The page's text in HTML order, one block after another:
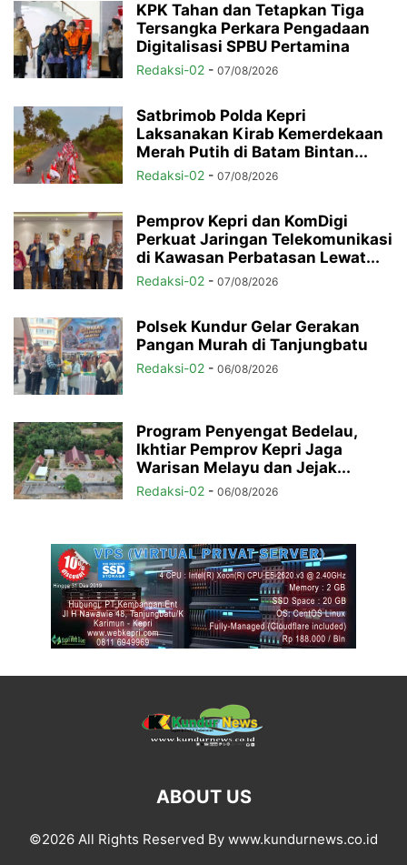
KPK Tahan dan Tetapkan Tiga
Tersangka Perkara Pengadaan
Digitalisasi SPBU Pertamina
Redaksi-02 - 07/08/2026
Satbrimob Polda Kepri
Laksanakan Kirab Kemerdekaan
Merah Putih di Batam Bintan...
Redaksi-02 - 07/08/2026
Pemprov Kepri dan KomDigi
Perkuat Jaringan Telekomunikasi
di Kawasan Perbatasan Lewat...
Redaksi-02 - 07/08/2026
Polsek Kundur Gelar Gerakan
Pangan Murah di Tanjungbatu
Redaksi-02 - 06/08/2026
Program Penyengat Bedelau,
Ikhtiar Pemprov Kepri Jaga
Warisan Melayu dan Jejak...
Redaksi-02 - 06/08/2026
ABOUT US
©2026 All Rights Reserved By www.kundurnews.co.id